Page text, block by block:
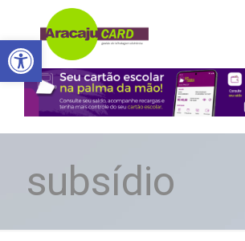
Abrir a barra de ferramentas
subsídio